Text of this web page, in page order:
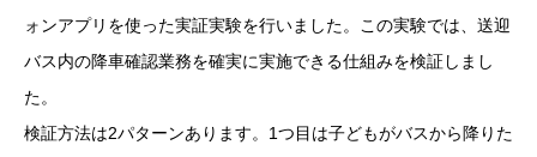
ォンアプリを使った実証実験を行いました。この実験では、送迎
バス内の降車確認業務を確実に実施できる仕組みを検証しまし
た。
検証方法は2パターンあります。1つ目は子どもがバスから降りた